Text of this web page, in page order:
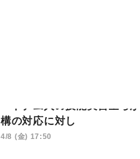
ベトナム人の技能実習生
構の対応に対し
4/8 (金) 17:50